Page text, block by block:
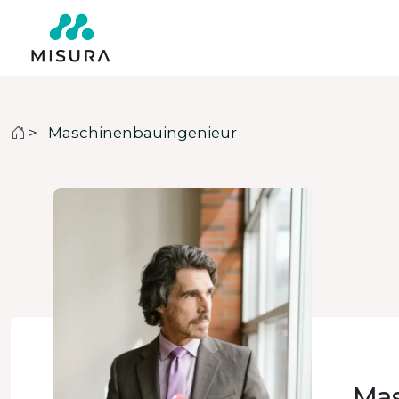
> Maschinenbauingenieur